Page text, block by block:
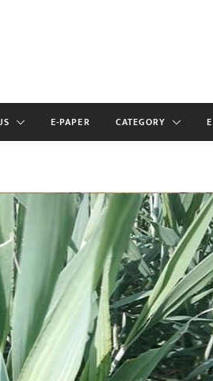
E-PAPER CATEGORY